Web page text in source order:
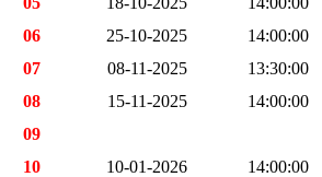
06
25-10-2025 14:00:00
07
08-11-2025 13:30:00
08
15-11-2025 14:00:00
09
10
10-01-2026 14:00:00